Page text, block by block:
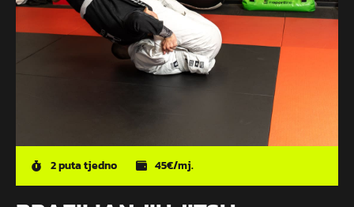
2 puta tjedno 45€/mj.